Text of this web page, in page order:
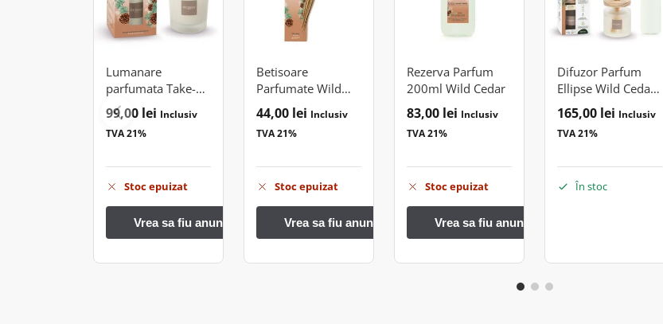
Lumanare
parfumata Take-
Away 180g Wild
Cedar
99,00 lei Inclusiv
TVA 21%
Stoc epuizat
Betisoare
Parfumate Wild
Cedar
44,00 lei Inclusiv
TVA 21%
Stoc epuizat
Rezerva Parfum
200ml Wild Cedar
83,00 lei Inclusiv
TVA 21%
Stoc epuizat
Difuzor Parfum
Ellipse Wild Cedar
200ml
165,00 lei Inclusiv
TVA 21%
În stoc